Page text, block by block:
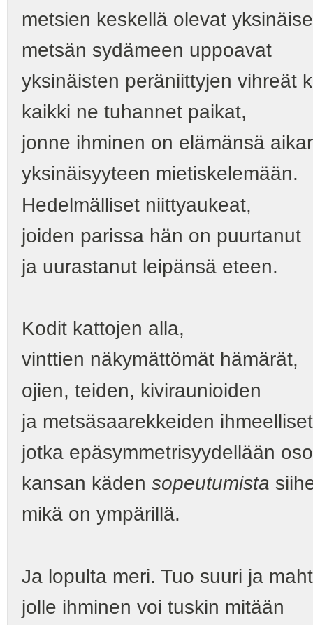
metsien keskellä olevat
metsän sydämeen uppoavat
yksinäisten peräniittyjen vihreät
kaikki ne tuhannet paikat,
jonne ihminen on elämänsä
yksinäisyyteen mietiskelemään.
Hedelmälliset niittyaukeat,
joiden parissa hän on puurtanut
ja uurastanut leipänsä eteen.
Kodit kattojen alla,
vinttien näkymättömät hämärät,
ojien, teiden, kiviraunioiden
ja metsäsaarekkeiden
jotka epäsymmetrisyydellään
kansan käden sopeutumista
mikä on ympärillä.
Ja lopulta meri. Tuo suuri ja
jolle ihminen voi tuskin mitään